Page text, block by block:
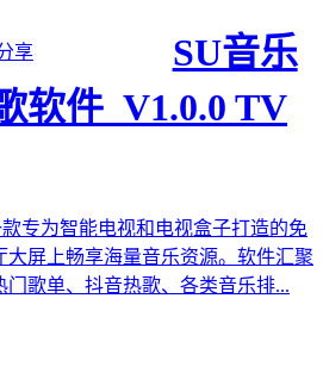
享
SU音乐
软件_V1.0.0 TV
专为智能电视和电视盒子打造的免
大屏上畅享海量音乐资源。软件汇聚
歌单、抖音热歌、各类音乐排...